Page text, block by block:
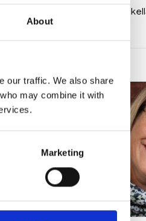
About
our traffic. We also share
may combine it with
Marketing
rakennetaan yhdessä